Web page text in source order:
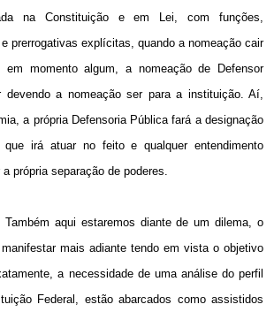
na Constituição e em Lei, com funções,
prerrogativas explícitas, quando a nomeação cair
momento algum, a nomeação de Defensor
devendo a nomeação ser para a instituição. Aí,
a própria Defensoria Pública fará a designação
que irá atuar no feito e qualquer entendimento
própria separação de poderes.
Também aqui estaremos diante de um dilema, o
mais adiante tendo em vista o objetivo
a necessidade de uma análise do perfil
Federal, estão abarcados como assistidos